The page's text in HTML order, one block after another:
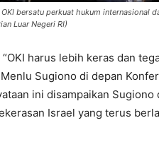
bersatu perkuat hukum internasional
Luar Negeri RI)
“OKI harus lebih keras dan
Sugiono di depan
ini disampaikan
Israel yang terus